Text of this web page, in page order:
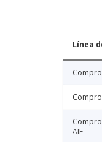
Línea
AIF